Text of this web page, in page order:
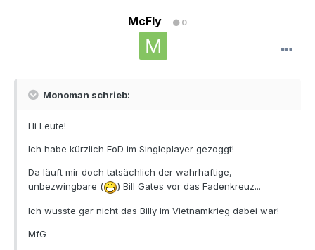
McFly 0
Monoman schrieb:
Hi Leute!
Ich habe kürzlich EoD im Singleplayer gezoggt!
Da läuft mir doch tatsächlich der wahrhaftige,
unbezwingbare (
) Bill Gates vor das Fadenkreuz...
Ich wusste gar nicht das Billy im Vietnamkrieg dabei war!
MfG